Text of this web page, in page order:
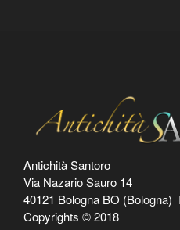
Antichità Santoro
Via Nazario Sauro 14
40121 Bologna BO (Bologna)
Copyrights © 2018